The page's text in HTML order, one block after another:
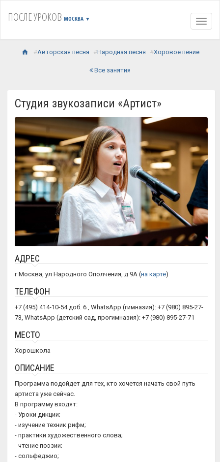
ПОСЛЕ УРОКОВ МОСКВА ▼
Авторская песня Народная песня Хоровое пение
Все занятия
Студия звукозаписи «Артист»
АДРЕС
г Москва, ул Народного Ополчения, д 9А (на карте)
ТЕЛЕФОН
+7 (495) 414-10-54 доб. 6 , WhatsApp (гимназия): +7 (980) 895-27-
73, WhatsApp (детский сад, прогимназия): +7 (980) 895-27-71
МЕСТО
Хорошкола
ОПИСАНИЕ
Программа подойдет для тех, кто хочется начать свой путь
артиста уже сейчас.
В программу входят:
- Уроки дикции;
- изучение техник рифм;
- практики художественного слова;
- чтение поэзии;
- сольфеджио;